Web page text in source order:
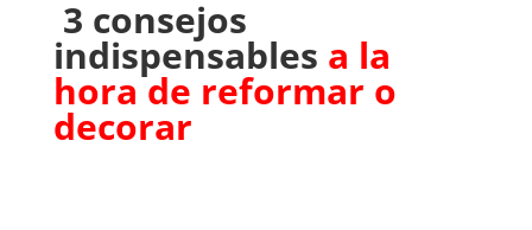
3 consejos
indispensables a la
hora de reformar o
decorar